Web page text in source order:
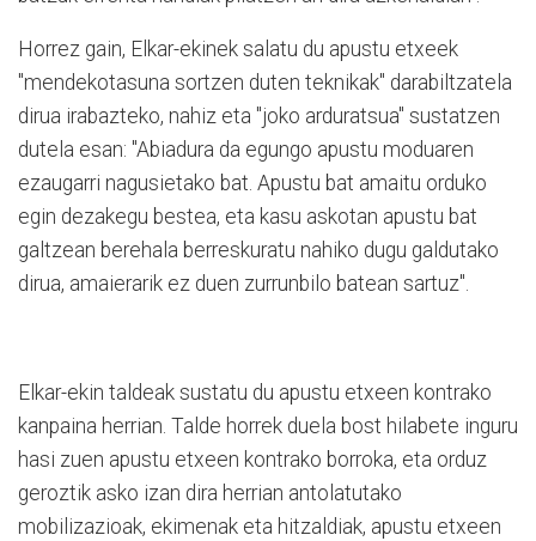
Horrez gain, Elkar-ekinek salatu du apustu etxeek
"mendekotasuna sortzen duten teknikak" darabiltzatela
dirua irabazteko, nahiz eta "joko arduratsua" sustatzen
dutela esan: "Abiadura da egungo apustu moduaren
ezaugarri nagusietako bat. Apustu bat amaitu orduko
egin dezakegu bestea, eta kasu askotan apustu bat
galtzean berehala berreskuratu nahiko dugu galdutako
dirua, amaierarik ez duen zurrunbilo batean sartuz".
Elkar-ekin taldeak sustatu du apustu etxeen kontrako
kanpaina herrian. Talde horrek duela bost hilabete inguru
hasi zuen apustu etxeen kontrako borroka, eta orduz
geroztik asko izan dira herrian antolatutako
mobilizazioak, ekimenak eta hitzaldiak, apustu etxeen